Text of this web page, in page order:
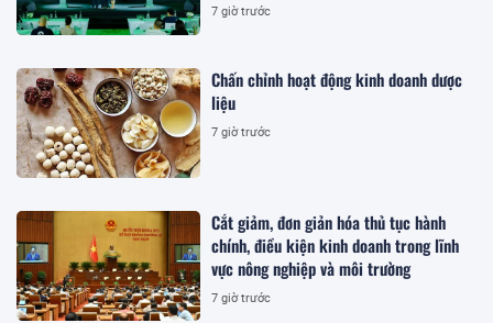
7 giờ trước
Chấn chỉnh hoạt động kinh doanh dược
liệu
7 giờ trước
Cắt giảm, đơn giản hóa thủ tục hành
chính, điều kiện kinh doanh trong lĩnh
vực nông nghiệp và môi trường
7 giờ trước